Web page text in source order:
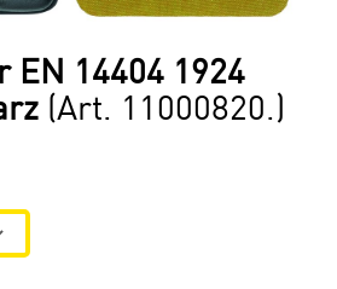
EN 14404 1924
(Art. 11000820.)